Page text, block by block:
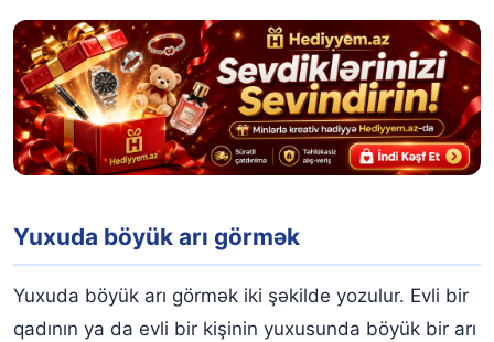
Yuxuda böyük arı görmək
Yuxuda böyük arı görmək iki şəkilde yozulur. Evli bir
qadının ya da evli bir kişinin yuxusunda böyük bir arı